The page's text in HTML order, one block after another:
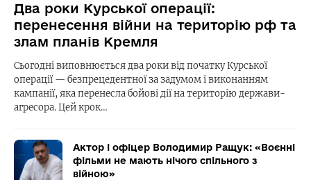
Два роки Курської операції:
перенесення війни на територію рф та
злам планів Кремля
Сьогодні виповнюється два роки від початку Курської
операції — безпрецедентної за задумом і виконанням
кампанії, яка перенесла бойові дії на територію держави-
агресора. Цей крок…
Актор і офіцер Володимир Ращук: «Воєнні
фільми не мають нічого спільного з
війною»